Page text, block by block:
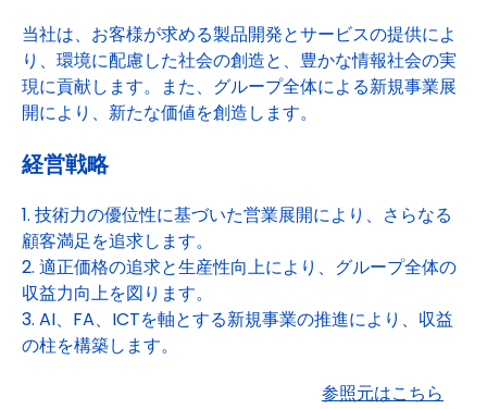
当社は、お客様が求める製品開発とサービスの提供によ
り、環境に配慮した社会の創造と、豊かな情報社会の実
現に貢献します。また、グループ全体による新規事業展
開により、新たな価値を創造します。
経営戦略
1. 技術力の優位性に基づいた営業展開により、さらなる
顧客満足を追求します。
2. 適正価格の追求と生産性向上により、グループ全体の
収益力向上を図ります。
3. AI、FA、ICTを軸とする新規事業の推進により、収益
の柱を構築します。
参照元はこちら